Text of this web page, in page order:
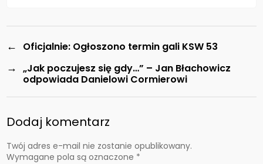
← Oficjalnie: Ogłoszono termin gali KSW 53
→ „Jak poczujesz się gdy…” – Jan Błachowicz
odpowiada Danielowi Cormierowi
Dodaj komentarz
Twój adres e-mail nie zostanie opublikowany.
Wymagane pola są oznaczone *